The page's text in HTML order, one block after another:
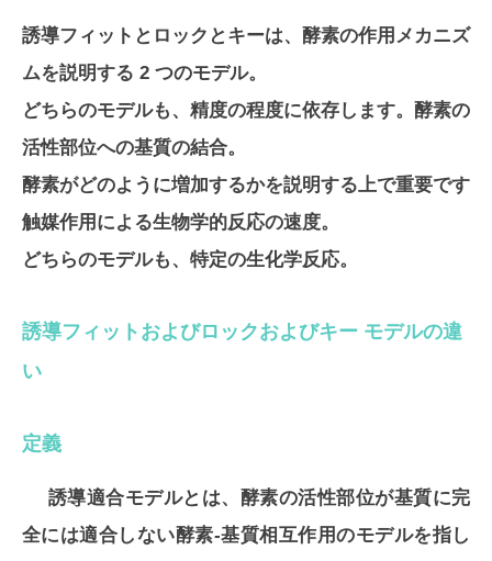
誘導フィットとロックとキーは、酵素の作用メカニズ
ムを説明する 2 つのモデル。
どちらのモデルも、精度の程度に依存します。酵素の
活性部位への基質の結合。
酵素がどのように増加するかを説明する上で重要です
触媒作用による生物学的反応の速度。
どちらのモデルも、特定の生化学反応。
誘導フィットおよびロックおよびキー モデルの違
い
定義
誘導適合モデルとは、酵素の活性部位が基質に完
全には適合しない酵素-基質相互作用のモデルを指し